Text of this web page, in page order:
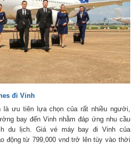
đi Vinh
là ưu tiên lựa chọn của rất nhiều người,
bay đến Vinh nhằm đáp ứng nhu cầu
du lịch. Giá vé máy bay đi Vinh của
động từ 799,000 vnd trở lên tùy vào thời